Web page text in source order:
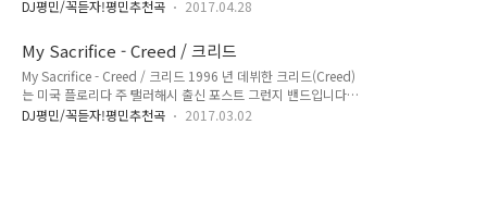
다. 1987년 발매한 는 데프 레퍼드를 설명할 때, 빼 놓을 수 없는
를 기록한 앨범이며, 릭 알렌이 드..
드플레이는 해외는 물론, 국내에서도 굉장한 티켓파워를 자랑할
드플레이는 현재 가장 상업적으로 성공한 밴드 중 하나라 할 수
있습니다. 그리고 그들을 지금의 자리까지 견인해 준, 콜드플레
이 역사에 가장 중요한 곡이 'Yellow' 입니다. 이 곡의 독특한 이
미지... 'Yellow' 의 특징은 인트로에 쓰인 독특하지만, 굉장히 직
선적인 일렉리프를 크리스 마틴의 독특한 보컬이 받아내면서 시
DJ평민/꼭듣자!평민추천곡 2017.04.28
My Sacrifice - Creed / 크리드
My Sacrifice - Creed / 크리드 1996 년 데뷔한 크리드(Creed)
는 미국 플로리다 주 탤러해시 출신 포스트 그런지 밴드입니다.
2004년 해체와 동시에 보컬 스콜 스탭을 제외한 멤버들이 얼터
DJ평민/꼭듣자!평민추천곡 2017.03.02